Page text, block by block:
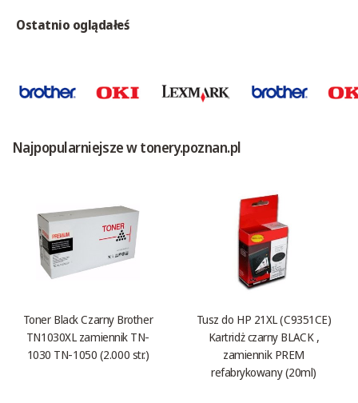
Ostatnio oglądałeś
Najpopularniejsze w tonery.poznan.pl
Toner Black Czarny Brother
TN1030XL zamiennik TN-
1030 TN-1050 (2.000 str.)
Tusz do HP 21XL (C9351CE)
Kartridż czarny BLACK ,
zamiennik PREM
refabrykowany (20ml)